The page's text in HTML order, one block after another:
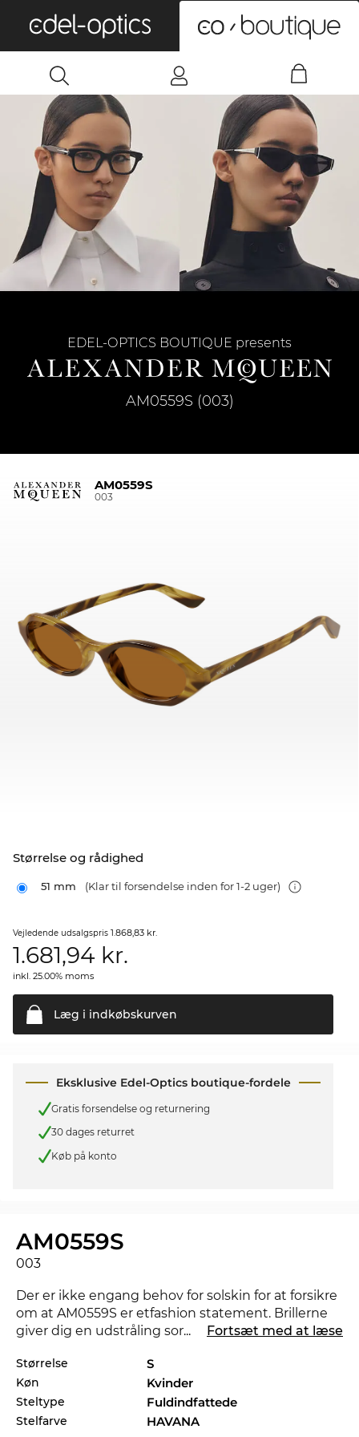
AM0559S (003)
EDEL-OPTICS BOUTIQUE presents
AM0559S
003
Størrelse og rådighed
51 mm (Klar til forsendelse inden for 1-2 uger)
Vejledende udsalgspris 1.868,83 kr.
1.681,94 kr.
inkl. 25.00% moms
Læg i indkøbskurven
Eksklusive Edel-Optics boutique-fordele
Gratis forsendelse og returnering
30 dages returret
Køb på konto
AM0559S
003
Der er ikke engang behov for solskin for at forsikre
om at AM0559S er etfashion statement. Brillerne
giver dig en udstråling som kan gøre at nat bliver
Alexander McQueenkollektionerne 2025 og 2026 i
Edel-Optics onlineshop.
Brillestellet er særligt designet til
... Fortsæt med at læse
Størrelse S
Køn Kvinder
Steltype Fuldindfattede
Stelfarve HAVANA